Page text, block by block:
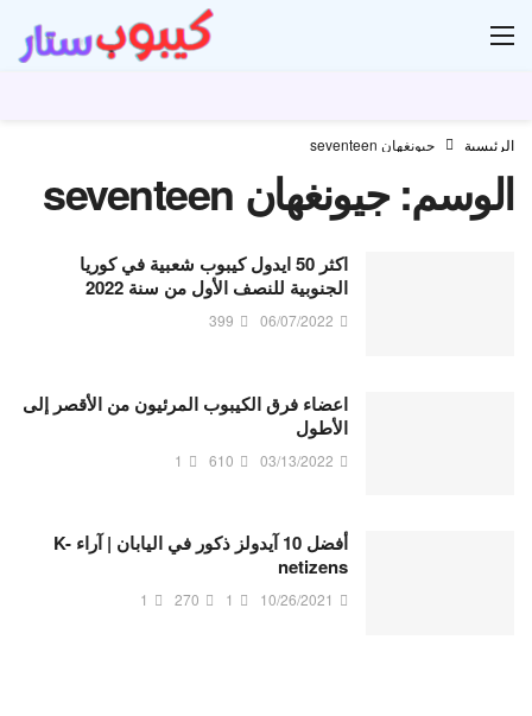
الرئيسية جيونغهان seventeen
الوسم:جيونغهان seventeen
اكثر 50 ايدول كيبوب شعبية في كوريا
الجنوبية للنصف الأول من سنة 2022
06/07/2022
399
اعضاء فرق الكيبوب المرئيون من الأقصر إلى
الأطول
03/13/2022
610
1
أفضل 10 آيدولز ذكور في اليابان | آراء K-
netizens
10/26/2021
1
270
1